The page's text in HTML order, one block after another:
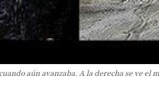
aún avanzaba. A la derecha se ve